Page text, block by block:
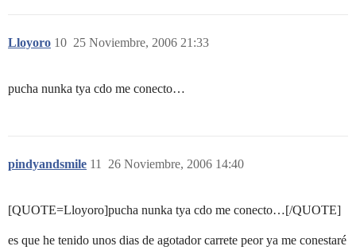
Lloyoro 25 Noviembre, 2006 21:33
10
pucha nunka tya cdo me conecto…
pindyandsmile 26 Noviembre, 2006 14:40
11
[QUOTE=Lloyoro]pucha nunka tya cdo me conecto…[/QUOTE]
es que he tenido unos dias de agotador carrete peor ya me conestaré